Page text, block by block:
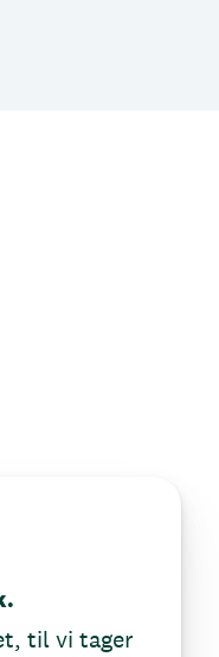
til vi tager